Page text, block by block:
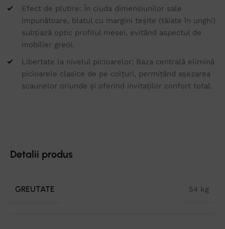
Efect de plutire: În ciuda dimensiunilor sale
impunătoare, blatul cu margini teșite (tăiate în unghi)
subțiază optic profilul mesei, evitând aspectul de
mobilier greoi.
Libertate la nivelul picioarelor: Baza centrală elimină
picioarele clasice de pe colțuri, permițând așezarea
scaunelor oriunde și oferind invitaților confort total.
Detalii produs
GREUTATE 54 kg